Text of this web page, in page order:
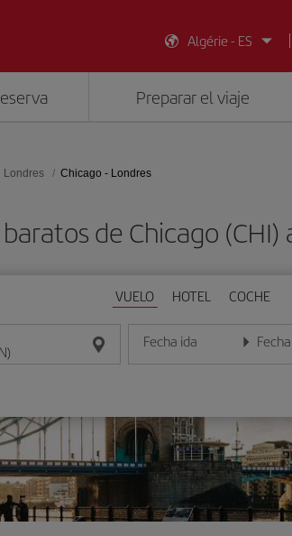
Algérie - ES
Preparar el viaje
Londres Chicago - Londres
de Chicago (CHI)
VUELO HOTEL COCHE
Fecha ida
Introduce la fecha en formato